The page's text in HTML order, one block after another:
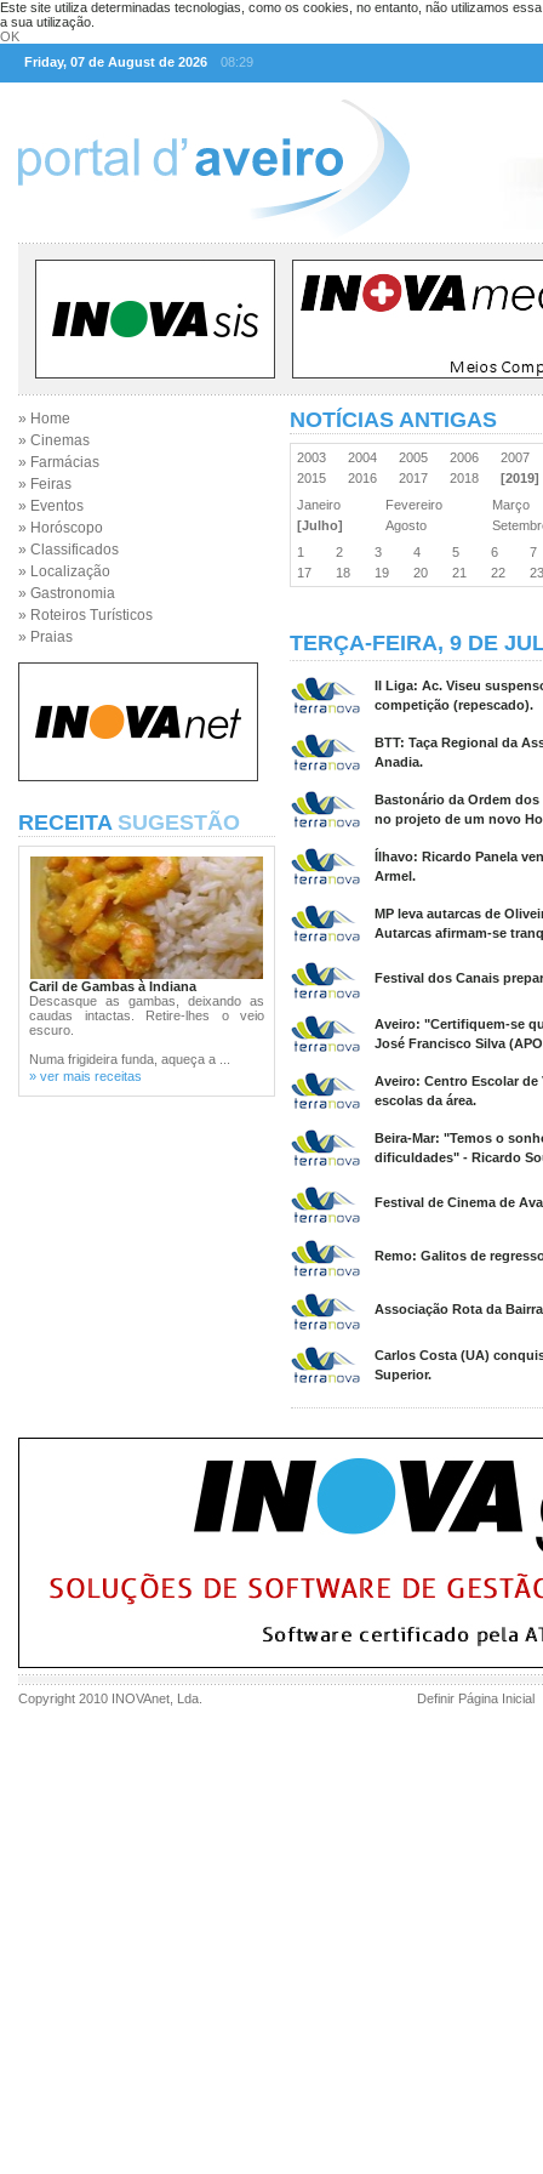
Este site utiliza determinadas tecnologias, como os cookies, no entanto, não utilizamos
a sua utilização.
OK
Friday, 07 de August de 2026
08:29
» Home
» Cinemas
» Farmácias
» Feiras
» Eventos
» Horóscopo
» Classificados
» Localização
» Gastronomia
» Roteiros Turísticos
» Praias
RECEITA SUGESTÃO
Caril de Gambas à Indiana
Descasque as gambas, deixando as
caudas intactas. Retire-lhes o veio
escuro.
Numa frigideira funda, aqueça a ...
» ver mais receitas
NOTÍCIAS ANTIGAS
2003 2004 2005 2006
2007
2015
2016 2017 2018
[2019]
Janeiro
Fevereiro
Março
[Julho]
Agosto
1
2 3 4 5 6
7
17
18 19 20 21 22
TERÇA-FEIRA, 9 DE
II Liga: Ac. Viseu
competição (repescado).
BTT: Taça Regional da
Anadia.
Bastonário da Ordem
no projeto de um novo
Ílhavo: Ricardo Panela
Armel.
MP leva autarcas de
Autarcas afirmam-se
Festival dos Canais
Aveiro: "Certifiquem-se
José Francisco Silva
Aveiro: Centro Escolar
escolas da área.
Beira-Mar: "Temos o
dificuldades" - Ricardo
Festival de Cinema de
Remo: Galitos de
Associação Rota da
Carlos Costa (UA)
Superior.
Copyright 2010 INOVAnet , Lda. Definir Página Inicial